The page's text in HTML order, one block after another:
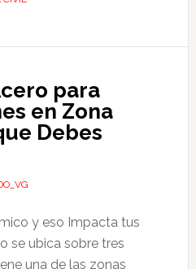
para
en Zona
Debes
y eso Impacta tus
se ubica sobre tres
una de las zonas